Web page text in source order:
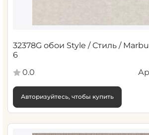
32378G обои Style / Стиль / Marburg 10,05 x 1,06 /
6
0.0
Авторизуйтесь, чтобы купить